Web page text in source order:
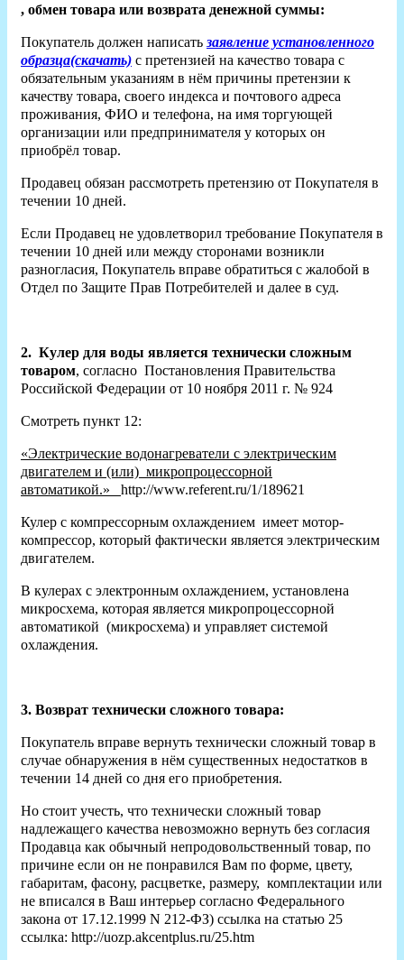
, обмен товара или возврата денежной суммы:
Покупатель должен написать заявление установленного
образца(скачать) с претензией на качество товара с
обязательным указаниям в нём причины претензии к
качеству товара, своего индекса и почтового адреса
проживания, ФИО и телефона, на имя торгующей
организации или предпринимателя у которых он
приобрёл товар.
Продавец обязан рассмотреть претензию от Покупателя в
течении 10 дней.
Если Продавец не удовлетворил требование Покупателя в
течении 10 дней или между сторонами возникли
разногласия, Покупатель вправе обратиться с жалобой в
Отдел по Защите Прав Потребителей и далее в суд.
2. Кулер для воды является технически сложным
товаром, согласно Постановления Правительства
Российской Федерации от 10 ноября 2011 г. № 924
Смотреть пункт 12:
«Электрические водонагреватели с электрическим
двигателем и (или) микропроцессорной
автоматикой.» http://www.referent.ru/1/189621
Кулер с компрессорным охлаждением имеет мотор-
компрессор, который фактически является электрическим
двигателем.
В кулерах с электронным охлаждением, установлена
микросхема, которая является микропроцессорной
автоматикой (микросхема) и управляет системой
охлаждения.
3. Возврат технически сложного товара:
Покупатель вправе вернуть технически сложный товар в
случае обнаружения в нём существенных недостатков в
течении 14 дней со дня его приобретения.
Но стоит учесть, что технически сложный товар
надлежащего качества невозможно вернуть без согласия
Продавца как обычный непродовольственный товар, по
причине если он не понравился Вам по форме, цвету,
габаритам, фасону, расцветке, размеру, комплектации или
не вписался в Ваш интерьер согласно Федерального
закона от 17.12.1999 N 212-ФЗ) ссылка на статью 25
ссылка: http://uozp.akcentplus.ru/25.htm